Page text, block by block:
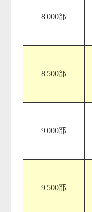
8,000部
8,500部
9,000部
9,500部